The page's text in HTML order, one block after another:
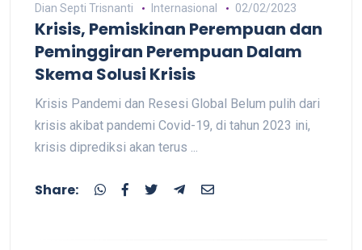
Dian Septi Trisnanti Internasional 02/02/2023
Krisis, Pemiskinan Perempuan dan
Peminggiran Perempuan Dalam
Skema Solusi Krisis
Krisis Pandemi dan Resesi Global Belum pulih dari
krisis akibat pandemi Covid-19, di tahun 2023 ini,
krisis diprediksi akan terus ...
Share: